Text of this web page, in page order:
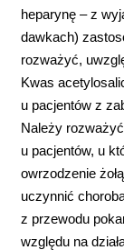
heparynę – z
dawkach)
rozważyć,
Kwas
u pacjentów z
Należy
u pacjentów, u
owrzodzenie
uczynnić
z przewodu
względu na